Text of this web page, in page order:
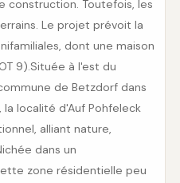
construction. Toutefois, les
Le projet prévoit la
dont une maison
9).Située à l'est du
de Betzdorf dans
localité d'Auf Pohfeleck
alliant nature,
dans un
zone résidentielle peu